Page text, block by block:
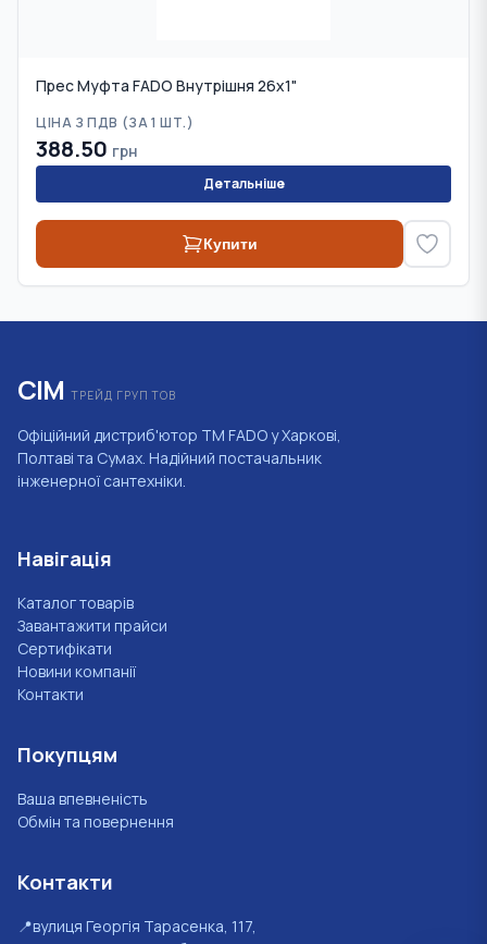
Прес Муфта FADO Внутрішня 26х1"
ЦІНА З ПДВ (ЗА 1 ШТ.)
388.50 грн
Детальніше
Купити
СІМ ТРЕЙД ГРУП ТОВ
Офіційний дистриб'ютор ТМ FADO у Харкові,
Полтаві та Сумах. Надійний постачальник
інженерної сантехніки.
Навігація
Каталог товарів
Завантажити прайси
Сертифікати
Новини компанії
Контакти
Покупцям
Ваша впевненість
Обмін та повернення
Контакти
📍вулиця Георгія Тарасенка, 117,